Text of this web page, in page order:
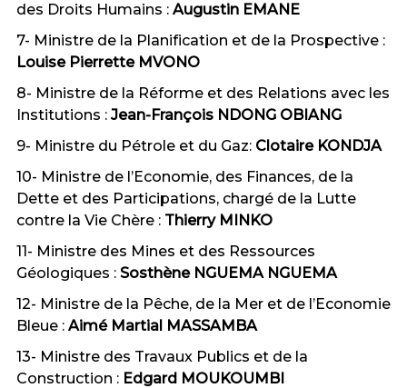
des Droits Humains : Augustin EMANE
7- Ministre de la Planification et de la Prospective :
Louise Pierrette MVONO
8- Ministre de la Réforme et des Relations avec les
Institutions : Jean-François NDONG OBIANG
9- Ministre du Pétrole et du Gaz: Clotaire KONDJA
10- Ministre de l’Economie, des Finances, de la
Dette et des Participations, chargé de la Lutte
contre la Vie Chère : Thierry MINKO
11- Ministre des Mines et des Ressources
Géologiques : Sosthène NGUEMA NGUEMA
12- Ministre de la Pêche, de la Mer et de l’Economie
Bleue : Aimé Martial MASSAMBA
13- Ministre des Travaux Publics et de la
Construction : Edgard MOUKOUMBI